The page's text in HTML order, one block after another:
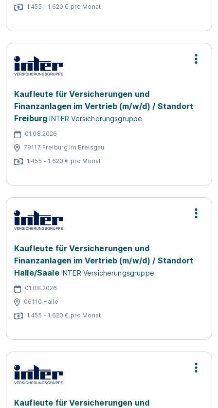
1.455 - 1.620 € pro Monat
Kaufleute für Versicherungen und
Finanzanlagen im Vertrieb (m/w/d) / Standort
Freiburg INTER Versicherungsgruppe
01.08.2026
79117 Freiburg im Breisgau
1.455 - 1.620 € pro Monat
Kaufleute für Versicherungen und
Finanzanlagen im Vertrieb (m/w/d) / Standort
Halle/Saale INTER Versicherungsgruppe
01.08.2026
06110 Halle
1.455 - 1.620 € pro Monat
Kaufleute für Versicherungen und